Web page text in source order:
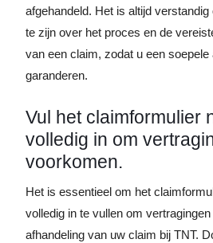
afgehandeld. Het is altijd
te zijn over het proces en de
van een claim, zodat u een soepele
garanderen.
Vul het claimformulier
volledig in om
voorkomen.
Het is essentieel om het
volledig in te vullen om
afhandeling van uw claim bij TNT.